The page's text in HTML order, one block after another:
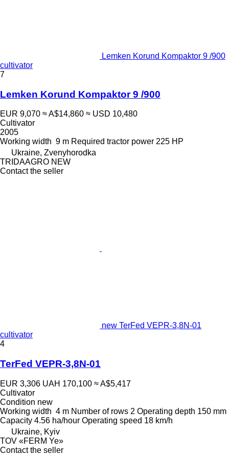
Lemken Korund Kompaktor 9 /900
cultivator
7
Lemken Korund Kompaktor 9 /900
EUR 9,070 ≈ A$14,860 ≈ USD 10,480
Cultivator
2005
Working width 9 m Required tractor power 225 HP
Ukraine, Zvenyhorodka
TRIDAAGRO NEW
Contact the seller
new TerFed VEPR-3,8N-01
cultivator
4
TerFed VEPR-3,8N-01
EUR 3,306 UAH 170,100 ≈ A$5,417
Cultivator
Condition new
Working width 4 m Number of rows 2 Operating depth 150 mm
Capacity 4.56 ha/hour Operating speed 18 km/h
Ukraine, Kyiv
TOV «FERM Ye»
Contact the seller